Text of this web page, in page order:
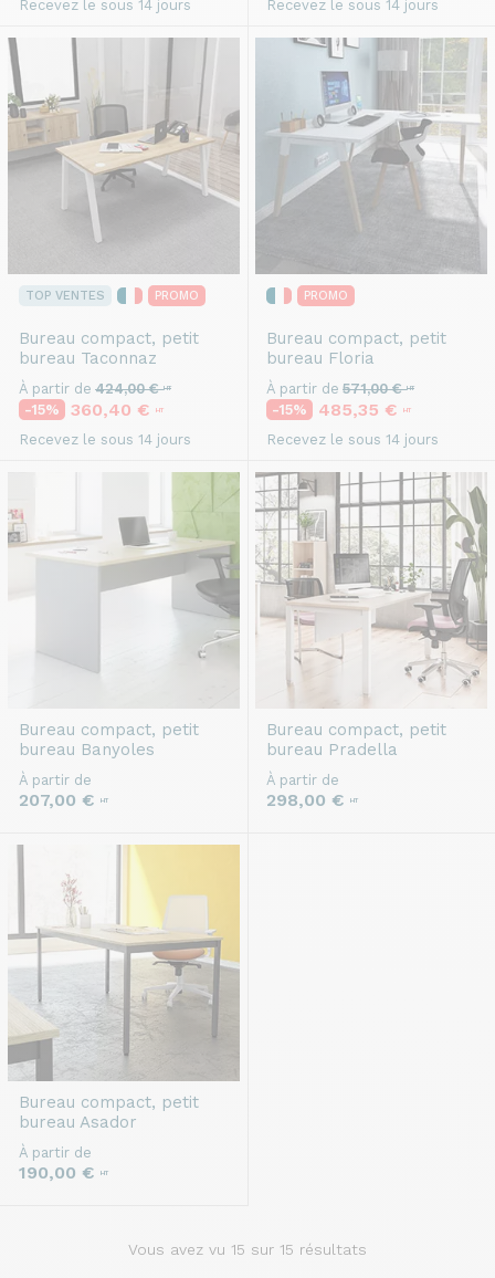
Recevez le sous 14 jours Recevez le sous 14 jours
TOP VENTES PROMO
Bureau compact, petit
bureau Taconnaz
À partir de 424,00 €HT
-15% 360,40 € HT
Recevez le sous 14 jours
PROMO
Bureau compact, petit
bureau Floria
À partir de 571,00 €HT
-15% 485,35 € HT
Recevez le sous 14 jours
Bureau compact, petit
bureau Banyoles
À partir de
207,00 € HT
Bureau compact, petit
bureau Pradella
À partir de
298,00 € HT
Bureau compact, petit
bureau Asador
À partir de
190,00 € HT
Vous avez vu 15 sur 15 résultats